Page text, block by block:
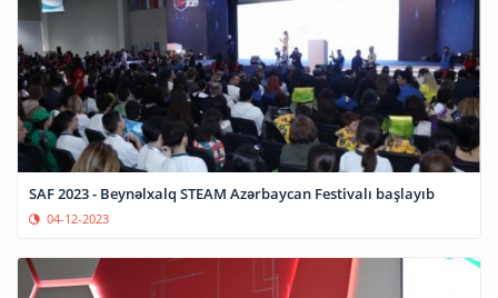
SAF 2023 - Beynəlxalq STEAM Azərbaycan Festivalı başlayıb
04-12-2023